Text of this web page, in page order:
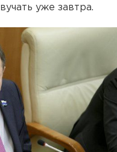
уже завтра.